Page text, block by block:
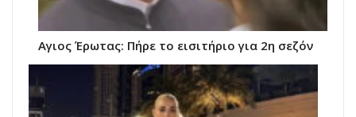
Αγιος Έρωτας: Πήρε το εισιτήριο για 2η σεζόν